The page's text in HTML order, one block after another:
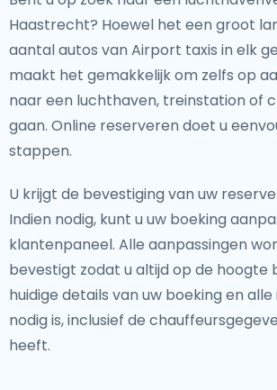
Haastrecht? Hoewel het een groot
aantal autos van Airport taxis in elk
maakt het gemakkelijk om zelfs op
naar een luchthaven, treinstation of
gaan. Online reserveren doet u
stappen.
U krijgt de bevestiging van uw
Indien nodig, kunt u uw boeking
klantenpaneel. Alle aanpassingen
bevestigt zodat u altijd op de hoogte
huidige details van uw boeking en
nodig is, inclusief de
heeft.